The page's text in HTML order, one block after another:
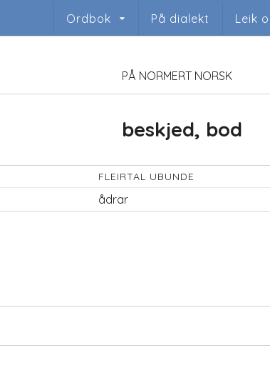
Ordbok På dialekt Leik
PÅ NORMERT NORSK
beskjed, bod
FLEIRTAL UBUNDE
ådrar